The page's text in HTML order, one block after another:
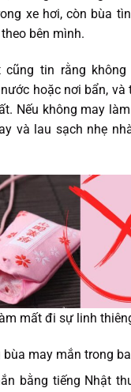
xe hơi, còn bùa
bên mình.
cũng tin rằng
hoặc nơi bẩn, và
Nếu không may
và lau sạch nhẹ
mất đi sự linh
bùa may mắn trong
bằng tiếng Nhật